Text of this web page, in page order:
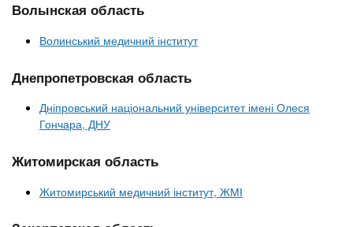
n
t
s
.
i
и
а
д
Онлайн курси
За кордоном
Волынская область
Волинський медичний інститут
Днепропетровская область
Дніпровський національний університет імені Олеся
Гончара, ДНУ
Житомирская область
Житомирський медичний інститут, ЖМІ